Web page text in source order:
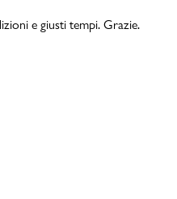
e giusti tempi. Grazie.